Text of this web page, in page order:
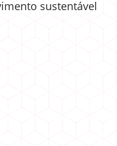
sustentável